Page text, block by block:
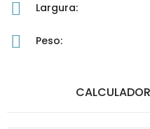
Largura:
Peso: